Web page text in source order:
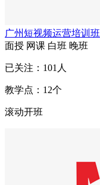
广州短视频运营培训班
面授 网课 白班 晚班
已关注： 101 人
教学点： 12个
滚动开班